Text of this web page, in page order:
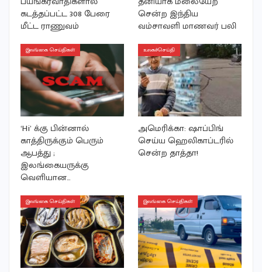
கடத்தப்பட்ட 308 பேரை
மீட்ட ராணுவம்
சென்ற இந்திய
வம்சாவளி மாணவர் பலி
இலங்கை செய்திகள்
‘Hi’ க்கு பின்னால்
காத்திருக்கும் பெரும்
ஆபத்து ;
இலங்கையருக்கு
வெளியான…
உலகச்செய்தி
அமெரிக்கா: ஷாப்பிங்
செய்ய ஹெலிகாப்டரில்
சென்ற தாத்தா!
இலங்கை செய்திகள் இலங்கை செய்திகள்